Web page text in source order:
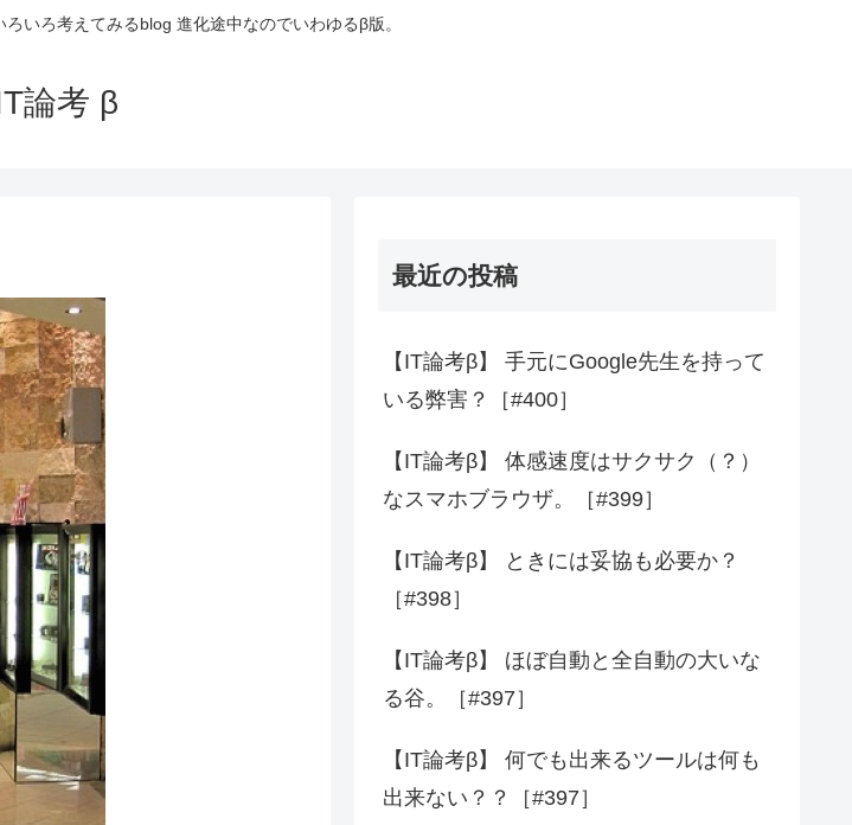
いろ考えてみるblog 進化途中なのでいわゆるβ版。
論考 β
最近の投稿
【IT論考β】 手元にGoogle先生を持って
いる弊害？［#400］
【IT論考β】 体感速度はサクサク（？）
なスマホブラウザ。［#399］
【IT論考β】 ときには妥協も必要か？
［#398］
【IT論考β】 ほぼ自動と全自動の大いな
る谷。［#397］
【IT論考β】 何でも出来るツールは何も
出来ない？？［#397］